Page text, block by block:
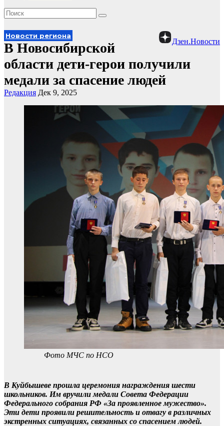
Дзен.Новости
Новости региона
В Новосибирской
области дети-герои получили
медали за спасение людей
Редакция Дек 9, 2025
Фото МЧС по НСО
В Куйбышеве прошла церемония награждения шести
школьников. Им вручили медали Совета Федерации
Федерального собрания РФ «За проявленное мужество».
Эти дети проявили решительность и отвагу в различных
экстренных ситуациях, связанных со спасением людей.